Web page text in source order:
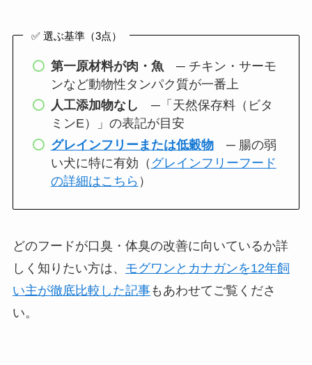
✅ 選ぶ基準（3点）
第一原材料が肉・魚 ─ チキン・サーモ
ンなど動物性タンパク質が一番上
人工添加物なし ─「天然保存料（ビタ
ミンE）」の表記が目安
グレインフリーまたは低穀物─ 腸の弱
い犬に特に有効（ グレインフリーフード
の詳細はこちら ）
どのフードが口臭・体臭の改善に向いているか詳
しく知りたい方は、 モグワンとカナガンを12年飼
い主が徹底比較した記事もあわせてご覧くださ
い。